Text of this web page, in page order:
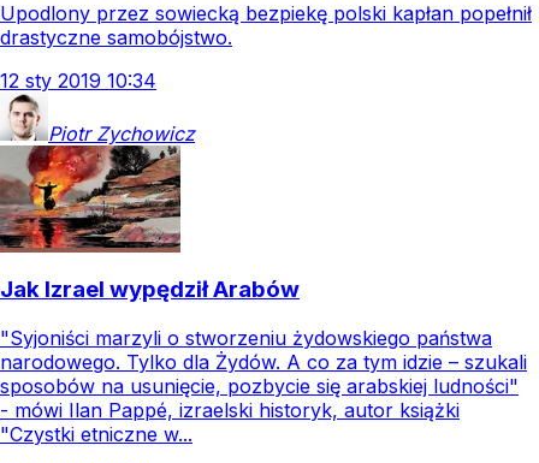
Upodlony przez sowiecką bezpiekę polski kapłan popełnił
drastyczne samobójstwo.
12 sty 2019 10:34
Piotr Zychowicz
Jak Izrael wypędził Arabów
"Syjoniści marzyli o stworzeniu żydowskiego państwa
narodowego. Tylko dla Żydów. A co za tym idzie – szukali
sposobów na usunięcie, pozbycie się arabskiej ludności"
- mówi Ilan Pappé, izraelski historyk, autor książki
"Czystki etniczne w...